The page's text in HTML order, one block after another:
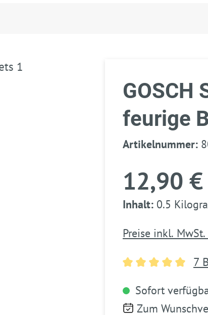
GOSCH
feurige
Artikelnummer:
12,90 €
Inhalt: 0.5
Preise inkl.
7
Sofort
Zum